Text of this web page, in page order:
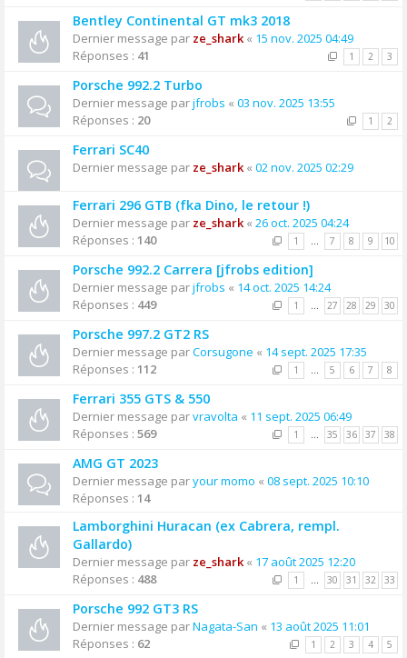
Bentley Continental GT mk3 2018
Dernier message par ze_shark« 15 nov. 2025 04:49
Réponses : 41 1 2 3
Porsche 992.2 Turbo
Dernier message parjfrobs « 03 nov. 2025 13:55
Réponses : 20 1 2
Ferrari SC40
Dernier message par ze_shark« 02 nov. 2025 02:29
Ferrari 296 GTB (fka Dino, le retour !)
Dernier message par ze_shark« 26 oct. 2025 04:24
Réponses : 140 1 … 7 8 9 10
Porsche 992.2 Carrera [jfrobs edition]
Dernier message parjfrobs « 14 oct. 2025 14:24
Réponses : 449 1 … 27 28 29 30
Porsche 997.2 GT2 RS
Dernier message parCorsugone « 14 sept. 2025 17:35
Réponses : 112 1 … 5 6 7 8
Ferrari 355 GTS & 550
Dernier message parvravolta « 11 sept. 2025 06:49
Réponses : 569 1 … 35 36 37 38
AMG GT 2023
Dernier message paryour momo « 08 sept. 2025 10:10
Réponses : 14
Lamborghini Huracan (ex Cabrera, rempl.
Gallardo)
Dernier message par ze_shark« 17 août 2025 12:20
Réponses : 488 1 … 30 31 32 33
Porsche 992 GT3 RS
Dernier message parNagata-San « 13 août 2025 11:01
Réponses : 62 1 2 3 4 5